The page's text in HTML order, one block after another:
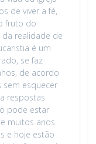
de viver a fé,
fruto do
realidade de
é um
se faz
de acordo
sem esquecer
respostas
pode estar
muitos anos
e hoje estão